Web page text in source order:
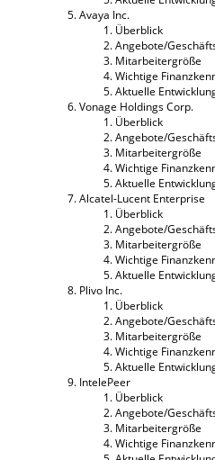
Avaya Inc.
Überblick
Angebote/
Mitarbeitergröße
Wichtige
Aktuelle
Vonage Holdings Corp.
Überblick
Angebote/
Mitarbeitergröße
Wichtige
Aktuelle
Alcatel-Lucent Enterprise
Überblick
Angebote/
Mitarbeitergröße
Wichtige
Aktuelle
Plivo Inc.
Überblick
Angebote/
Mitarbeitergröße
Wichtige
Aktuelle
IntelePeer
Überblick
Angebote/
Mitarbeitergröße
Wichtige